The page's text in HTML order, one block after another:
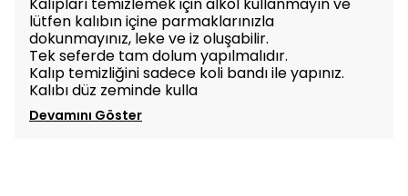
lütfen kalıbın içine parmaklarınızla
dokunmayınız, leke ve iz oluşabilir.
Tek seferde tam dolum yapılmalıdır.
Kalıp temizliğini sadece koli bandı ile yapınız.
Kalıbı düz zeminde kulla
Devamını Göster